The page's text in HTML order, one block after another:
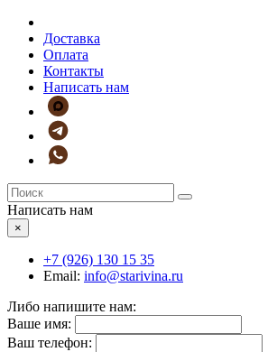
Доставка
Оплата
Контакты
Написать нам
Написать нам
×
+7 (926) 130 15 35
Email: info@starivina.ru
Либо напишите нам:
Ваше имя:
Ваш телефон: